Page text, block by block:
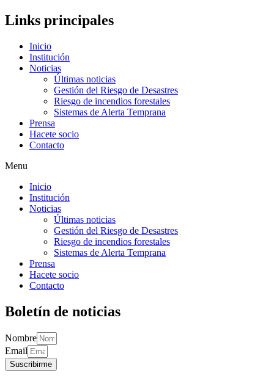
Links principales
Inicio
Institución
Noticias
Últimas noticias
Gestión del Riesgo de Desastres
Riesgo de incendios forestales
Sistemas de Alerta Temprana
Prensa
Hacete socio
Contacto
Menu
Inicio
Institución
Noticias
Últimas noticias
Gestión del Riesgo de Desastres
Riesgo de incendios forestales
Sistemas de Alerta Temprana
Prensa
Hacete socio
Contacto
Boletín de noticias
Nombre
Email
Suscribirme